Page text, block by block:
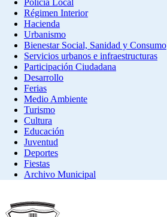
Régimen Interior
Hacienda
Urbanismo
Bienestar Social, Sanidad y Consumo
Servicios urbanos e infraestructuras
Participación Ciudadana
Desarrollo
Ferias
Medio Ambiente
Turismo
Cultura
Educación
Juventud
Deportes
Fiestas
Archivo Municipal